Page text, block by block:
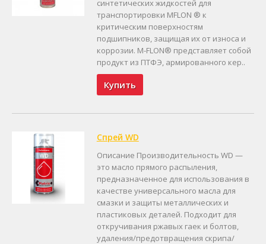
синтетических жидкостей для
транспортировки MFLON ® к
критическим поверхностям
подшипников, защищая их от износа и
коррозии. M-FLON® представляет собой
продукт из ПТФЭ, армированного кер..
Купить
Спрей WD
Описание Производительность WD —
это масло прямого распыления,
предназначенное для использования в
качестве универсального масла для
смазки и защиты металлических и
пластиковых деталей. Подходит для
откручивания ржавых гаек и болтов,
удаления/предотвращения скрипа/